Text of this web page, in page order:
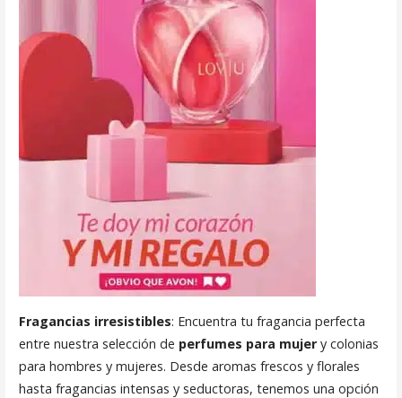
Fragancias irresistibles: Encuentra tu fragancia perfecta
entre nuestra selección de perfumes para mujer y colonias
para hombres y mujeres. Desde aromas frescos y florales
hasta fragancias intensas y seductoras, tenemos una opción